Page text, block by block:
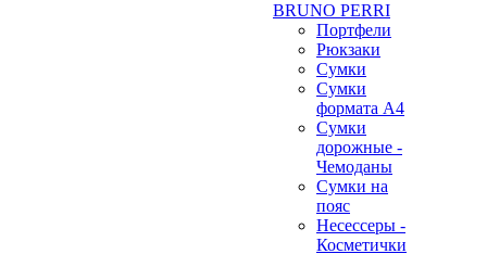
BRUNO PERRI
Портфели
Рюкзаки
Сумки
Сумки
формата А4
Сумки
дорожные -
Чемоданы
Сумки на
пояс
Несессеры -
Косметички